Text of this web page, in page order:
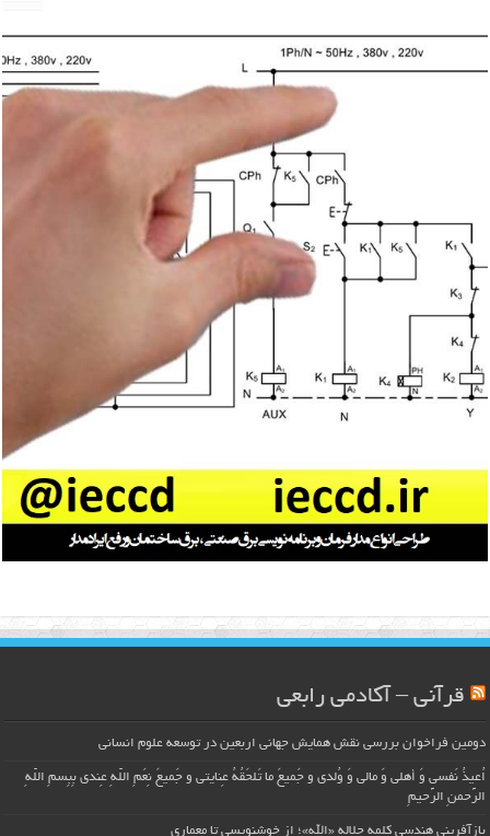
قرآنی – آکادمی رابعی
دومین فراخوان بررسی نقش همایش جهانی اربعین در توسعه علوم انسانی
اُعیذُ نَفسی وَ أهلی وَ مالی وَ وُلدی و جَمیعَ ما تَلحَقُهُ عِنایتی و جَمیعَ نِعَمِ اللّهِ عِندی بِبِسمِ اللّهِ
الرَّحمنِ الرَّحیمِ
بازآفرینی هندسی کلمه جلاله «الله»؛ از خوشنویسی تا معماری